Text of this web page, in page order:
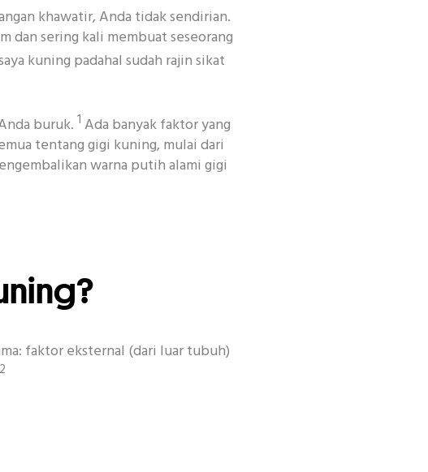
GIGI DENTAL
khawatir, Anda tidak sendirian.
dan sering kali membuat seseorang
kuning padahal sudah rajin sikat
buruk. 1 Ada banyak faktor yang
tentang gigi kuning, mulai dari
warna putih alami gigi
faktor eksternal (dari luar tubuh)
2